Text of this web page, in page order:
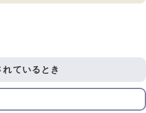
ているとき